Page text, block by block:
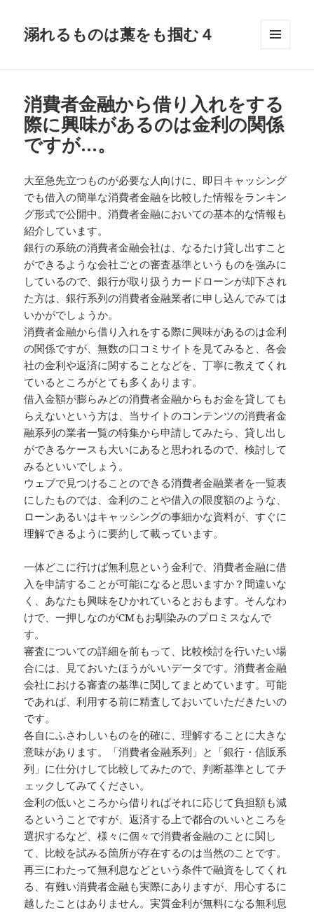
溺れるものは藁をも掴む４
消費者金融から借り入れをする
際に興味があるのは金利の関係
ですが…。
大至急先立つものが必要な人向けに、即日キャッシング
でも借入の簡単な消費者金融を比較した情報をランキン
グ形式で公開中。消費者金融においての基本的な情報も
紹介しています。
銀行の系統の消費者金融会社は、なるたけ貸し出すこと
ができるような会社ごとの審査基準というものを強みに
しているので、銀行が取り扱うカードローンが却下され
た方は、銀行系列の消費者金融業者に申し込んでみては
いかがでしょうか。
消費者金融から借り入れをする際に興味があるのは金利
の関係ですが、無数の口コミサイトを見てみると、各会
社の金利や返済に関することなどを、丁寧に教えてくれ
ているところがとても多くあります。
借入金額が膨らみどの消費者金融からもお金を貸しても
らえないという方は、当サイトのコンテンツの消費者金
融系列の業者一覧の特集から申請してみたら、貸し出し
ができるケースも大いにあると思われるので、検討して
みるといいでしょう。
ウェブで見つけることのできる消費者金融業者を一覧表
にしたものでは、金利のことや借入の限度額のような、
ローンあるいはキャッシングの事細かな資料が、すぐに
理解できるように要約して載っています。
一体どこに行けば無利息という金利で、消費者金融に借
入を申請することが可能になると思いますか？間違いな
く、あなたも興味をひかれているとおもます。そんなわ
けで、一押しなのがCMもお馴染みのプロミスなんで
す。
審査についての詳細を前もって、比較検討を行いたい場
合には、見ておいたほうがいいデータです。消費者金融
会社における審査の基準に関してまとめています。可能
であれば、利用する前に精査しておいていただきたいの
です。
各自にふさわしいものを的確に、理解することに大きな
意味があります。「消費者金融系列」と「銀行・信販系
列」に仕分けして比較してみたので、判断基準としてチ
ェックしてみてください。
金利の低いところから借りればそれに応じて負担額も減
るということですが、返済する上で都合のいいところを
選択するなど、様々に個々で消費者金融のことに関し
て、比較を試みる箇所が存在するのは当然のことです。
再三にわたって無利息などという条件で融資をしてくれ
る、有難い消費者金融も実際にありますが、用心するに
越したことはありません。実質金利が無料になる無利息